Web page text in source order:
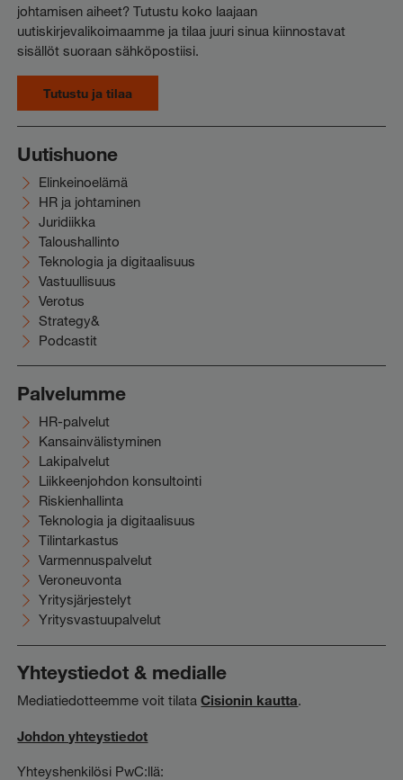
johtamisen aiheet? Tutustu koko laajaan
uutiskirjevalikoimaamme ja tilaa juuri sinua kiinnostavat
sisällöt suoraan sähköpostiisi.
Tutustu ja tilaa
Uutishuone
Elinkeinoelämä
HR ja johtaminen
Juridiikka
Taloushallinto
Teknologia ja digitaalisuus
Vastuullisuus
Verotus
Strategy&
Podcastit
Palvelumme
HR-palvelut
Kansainvälistyminen
Lakipalvelut
Liikkeenjohdon konsultointi
Riskienhallinta
Teknologia ja digitaalisuus
Tilintarkastus
Varmennuspalvelut
Veroneuvonta
Yritysjärjestelyt
Yritysvastuupalvelut
Yhteystiedot & medialle
Mediatiedotteemme voit tilataCisionin kautta.
Johdon yhteystiedot
Yhteyshenkilösi PwC:llä: